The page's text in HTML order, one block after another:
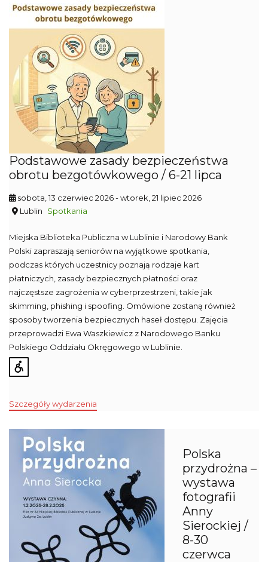
Podstawowe zasady bezpieczeństwa
obrotu bezgotówkowego / 6-21 lipca
sobota, 13 czerwiec 2026- wtorek, 21 lipiec 2026
Lublin
Spotkania
Miejska Biblioteka Publiczna w Lublinie i Narodowy Bank
Polski zapraszają seniorów na wyjątkowe spotkania,
podczas których uczestnicy poznają rodzaje kart
płatniczych, zasady bezpiecznych płatności oraz
najczęstsze zagrożenia w cyberprzestrzeni, takie jak
skimming, phishing i spoofing. Omówione zostaną również
sposoby tworzenia bezpiecznych haseł dostępu. Zajęcia
przeprowadzi Ewa Waszkiewicz z Narodowego Banku
Polskiego Oddziału Okręgowego w Lublinie.
Szczegóły wydarzenia
Polska
przydrożna –
wystawa
fotografii
Anny
Sierockiej /
8-30
czerwca